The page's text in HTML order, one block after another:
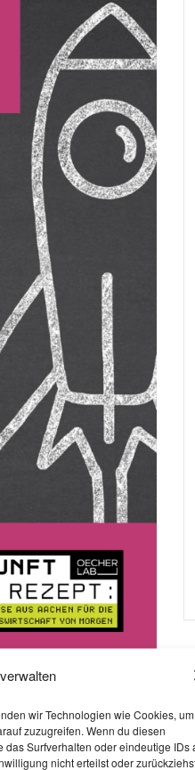
wir Technologien wie Cookies, um
zuzugreifen. Wenn du diesen
Surfverhalten oder eindeutige IDs
nicht erteilst oder